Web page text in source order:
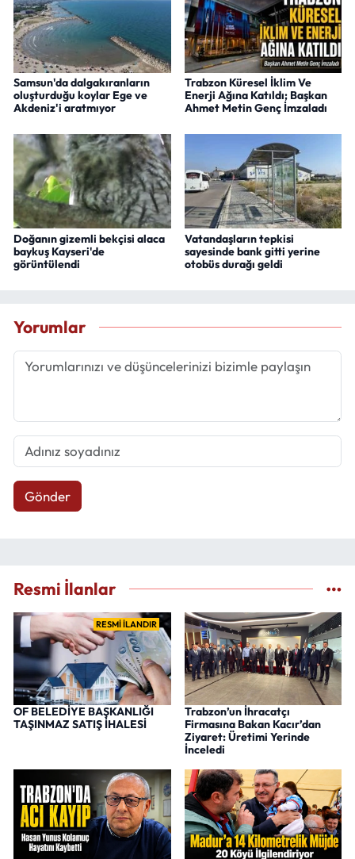
Samsun'da dalgakıranların
oluşturduğu koylar Ege ve
Akdeniz'i aratmıyor
Trabzon Küresel İklim Ve
Enerji Ağına Katıldı; Başkan
Ahmet Metin Genç İmzaladı
Doğanın gizemli bekçisi alaca
baykuş Kayseri'de
görüntülendi
Vatandaşların tepkisi
sayesinde bank gitti yerine
otobüs durağı geldi
Yorumlar
Gönder
Resmi İlanlar
RESMİ İLANDIR
OF BELEDİYE BAŞKANLIĞI
TAŞINMAZ SATIŞ İHALESİ
Trabzon’un İhracatçı
Firmasına Bakan Kacır’dan
Ziyaret: Üretimi Yerinde
İnceledi